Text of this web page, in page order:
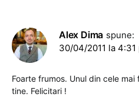
Alex Dima spune:
30/04/2011 la 4:31
Foarte frumos. Unul din cele
tine. Felicitari !